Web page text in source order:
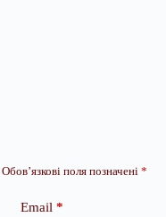
Обов’язкові поля позначені *
Email *